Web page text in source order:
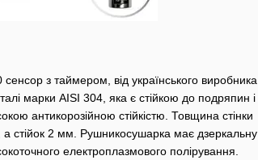
з таймером, від українського виробника
марки AISI 304, яка є стійкою до подряпин і
антикорозійною стійкістю. Товщина стінки
стійок 2 мм. Рушникосушарка має дзеркальну
електроплазмового полірування.